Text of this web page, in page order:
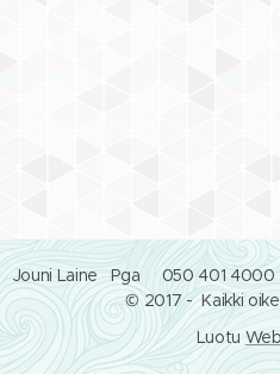
Jouni Laine Pga 050
© 2017 - Kaikki
Luotu